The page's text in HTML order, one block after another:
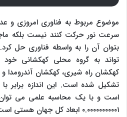
موضوع مربوط به فناوری امروزی و
سرعت نور حرکت کنند نیست بلکه
بتوان آن را به واسطه فناوری حل
تواند به گروه محلی کهکشانی
است و با یک محاسبه علمی می
۰.۰۰۰۰۰۰۰۰۰۰۱ ابعاد کل جهان هستی است.